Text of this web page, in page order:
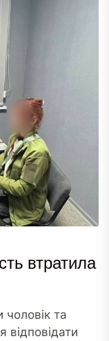
втратила
чоловік та
відповідати